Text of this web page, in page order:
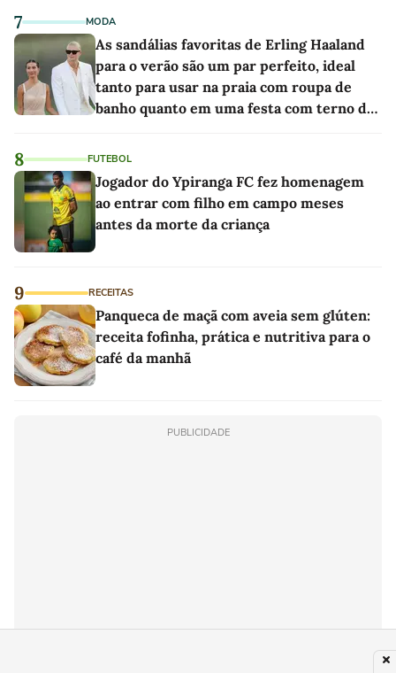
7 MODA
As sandálias favoritas de Erling Haaland
para o verão são um par perfeito, ideal
tanto para usar na praia com roupa de
banho quanto em uma festa com terno de
8 FUTEBOL
Jogador do Ypiranga FC fez homenagem
ao entrar com filho em campo meses
antes da morte da criança
9 RECEITAS
Panqueca de maçã com aveia sem glúten:
receita fofinha, prática e nutritiva para o
café da manhã
PUBLICIDADE